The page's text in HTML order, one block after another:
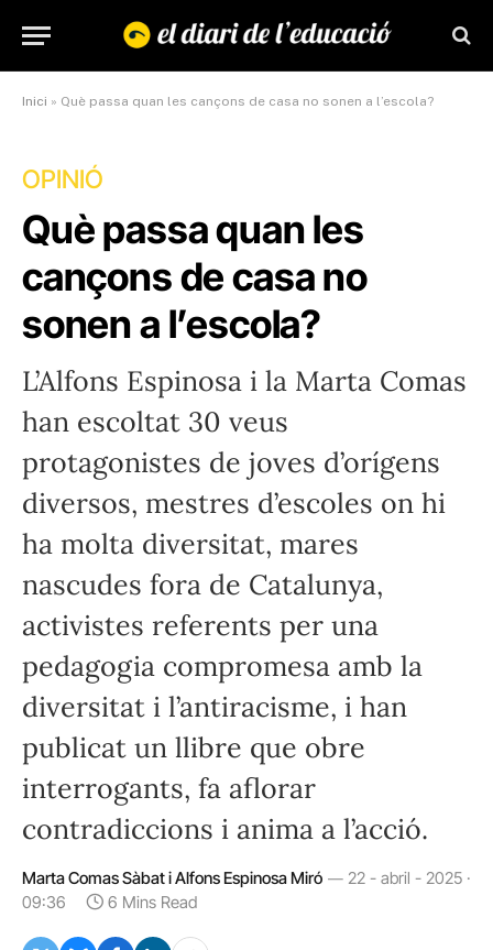
Inici » Què passa quan les cançons de casa no sonen a l’escola?
OPINIÓ
Què passa quan les
cançons de casa no
sonen a l’escola?
L’Alfons Espinosa i la Marta Comas
han escoltat 30 veus
protagonistes de joves d’orígens
diversos, mestres d’escoles on hi
ha molta diversitat, mares
nascudes fora de Catalunya,
activistes referents per una
pedagogia compromesa amb la
diversitat i l’antiracisme, i han
publicat un llibre que obre
interrogants, fa aflorar
contradiccions i anima a l’acció.
Marta Comas Sàbat i Alfons Espinosa Miró
22 - abril - 2025 ·
09:36
6 Mins Read